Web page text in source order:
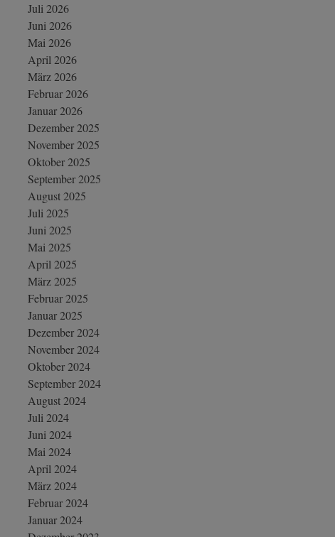
Juli 2026
Juni 2026
Mai 2026
April 2026
März 2026
Februar 2026
Januar 2026
Dezember 2025
November 2025
Oktober 2025
September 2025
August 2025
Juli 2025
Juni 2025
Mai 2025
April 2025
März 2025
Februar 2025
Januar 2025
Dezember 2024
November 2024
Oktober 2024
September 2024
August 2024
Juli 2024
Juni 2024
Mai 2024
April 2024
März 2024
Februar 2024
Januar 2024